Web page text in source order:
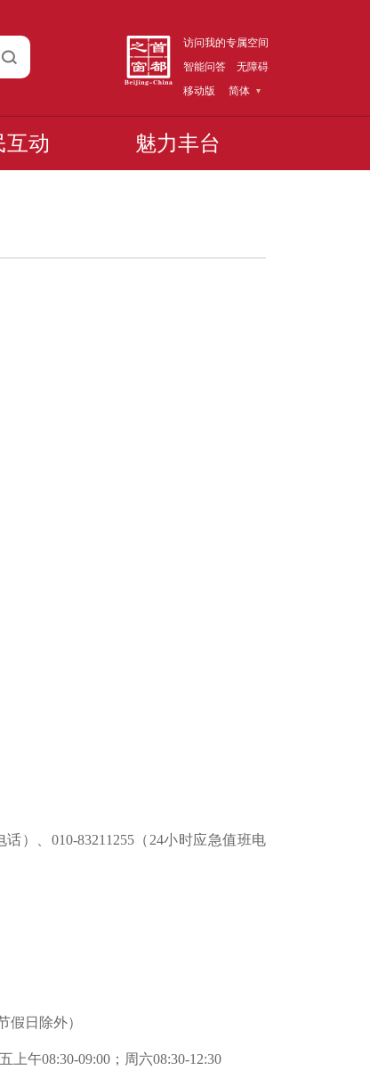
访问我的专属空间
智能问答
无障碍
移动版
简体
互动 魅力丰台
）、010-83211255（24小时应急值班电
假日除外）
午08:30-09:00；周六08:30-12:30